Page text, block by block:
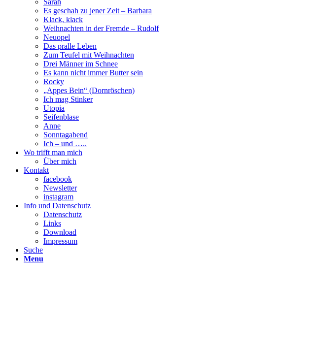
Sarah
Es geschah zu jener Zeit – Barbara
Klack, klack
Weihnachten in der Fremde – Rudolf
Neuopel
Das pralle Leben
Zum Teufel mit Weihnachten
Drei Männer im Schnee
Es kann nicht immer Butter sein
Rocky
„Appes Bein“ (Dornröschen)
Ich mag Stinker
Utopia
Seifenblase
Anne
Sonntagabend
Ich – und …..
Wo trifft man mich
Über mich
Kontakt
facebook
Newsletter
instagram
Info und Datenschutz
Datenschutz
Links
Download
Impressum
Suche
Menu